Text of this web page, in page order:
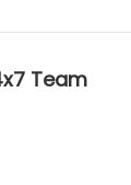
Team